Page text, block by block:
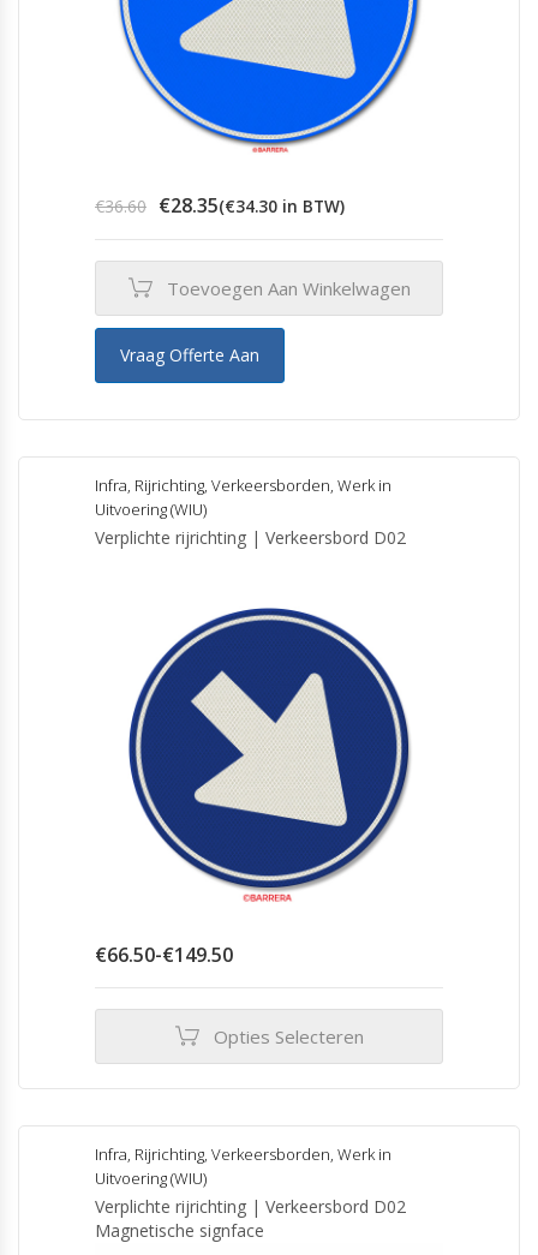
€36.60 Oorspronkelijke
€28.35Huidige
(€34.30 in BTW)
Toevoegen Aan Winkelwagen
Vraag Offerte Aan
Infra, Rijrichting, Verkeersborden, Werk in
Uitvoering (WIU)
Verplichte rijrichting | Verkeersbord D02
€66.50-€149.50Prijsklasse:
€149.50
Opties Selecteren
heeft
meerdere
variaties.
Deze
optie
kan
Infra, Rijrichting, Verkeersborden, Werk in
Uitvoering (WIU)
Verplichte rijrichting | Verkeersbord D02
Magnetische signface